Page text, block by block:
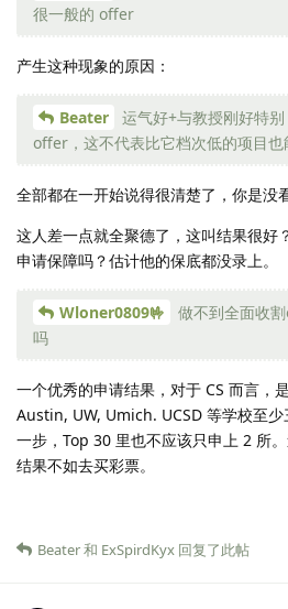
很一般的 offer
产生这种现象的原因：
Beater
运气好+与教授刚好特
offer，这不代表比它档次低的项目也
全部都在一开始说得很清楚了，你是没
这人差一点就全聚德了，这叫结果很好
申请保障吗？估计他的保底都没录上。
Wloner0809🤟
做不到全面收
吗
一个优秀的申请结果，对于 CS 而言，
Austin, UW, Umich. UCSD 等学校至
一步，Top 30 里也不应该只申上 2 所
结果不如去买彩票。
Beater和 ExSpirdKyx 回复了此帖